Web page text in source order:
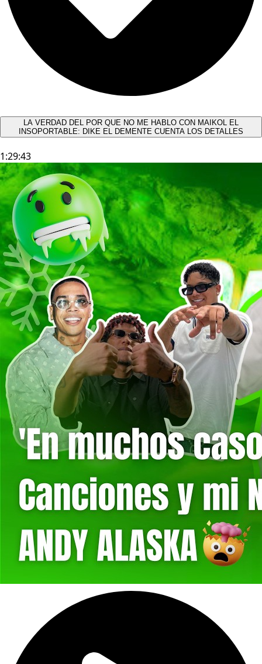
LA VERDAD DEL POR QUE NO ME HABLO CON MAIKOL EL
INSOPORTABLE: DIKE EL DEMENTE CUENTA LOS DETALLES
1:29:43